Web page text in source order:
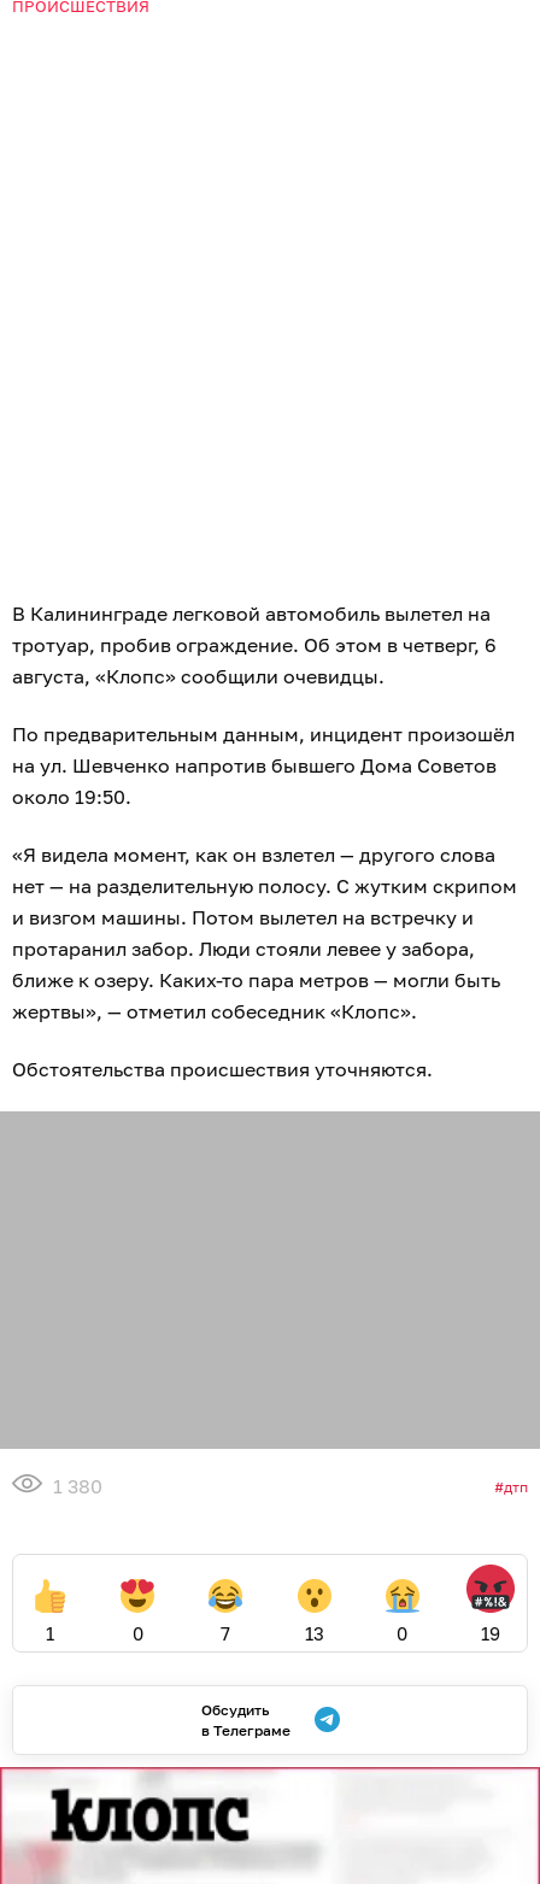
ПРОИСШЕСТВИЯ
В Калининграде легковой автомобиль вылетел на
тротуар, пробив ограждение. Об этом в четверг, 6
августа, «Клопс» сообщили очевидцы.
По предварительным данным, инцидент произошёл
на ул. Шевченко напротив бывшего Дома Советов
около 19:50.
«Я видела момент, как он взлетел — другого слова
нет — на разделительную полосу. С жутким скрипом
и визгом машины. Потом вылетел на встречку и
протаранил забор. Люди стояли левее у забора,
ближе к озеру. Каких-то пара метров — могли быть
жертвы», — отметил собеседник «Клопс».
Обстоятельства происшествия уточняются.
1 380 дтп
1 0 7 13 0 19
Обсудить
в Телеграме